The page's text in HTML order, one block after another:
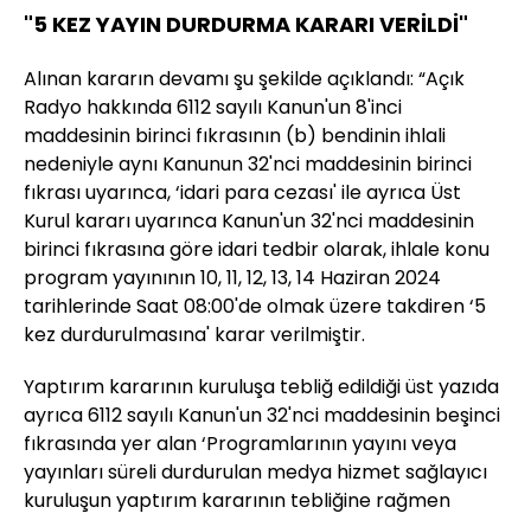
"5 KEZ YAYIN DURDURMA KARARI VERİLDİ"
Alınan kararın devamı şu şekilde açıklandı: “Açık
Radyo hakkında 6112 sayılı Kanun'un 8'inci
maddesinin birinci fıkrasının (b) bendinin ihlali
nedeniyle aynı Kanunun 32'nci maddesinin birinci
fıkrası uyarınca, ‘idari para cezası' ile ayrıca Üst
Kurul kararı uyarınca Kanun'un 32'nci maddesinin
birinci fıkrasına göre idari tedbir olarak, ihlale konu
program yayınının 10, 11, 12, 13, 14 Haziran 2024
tarihlerinde Saat 08:00'de olmak üzere takdiren ‘5
kez durdurulmasına' karar verilmiştir.
Yaptırım kararının kuruluşa tebliğ edildiği üst yazıda
ayrıca 6112 sayılı Kanun'un 32'nci maddesinin beşinci
fıkrasında yer alan ‘Programlarının yayını veya
yayınları süreli durdurulan medya hizmet sağlayıcı
kuruluşun yaptırım kararının tebliğine rağmen